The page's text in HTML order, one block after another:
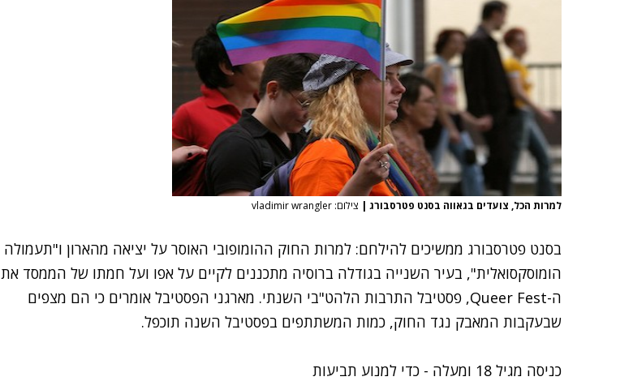
למרות הכל, צועדים בגאווה בסנט פטרסבורג | צילום: vladimir wrangler
בסנט פטרסבורג ממשיכים להילחם: למרות החוק ההומופובי האוסר על יציאה מהארון ו"תעמולה
הומוסקסואלית", בעיר השנייה בגודלה ברוסיה מתכננים לקיים על אפו ועל חמתו של הממסד את
ה-Queer Fest, פסטיבל התרבות הלהט"בי השנתי. מארגני הפסטיבל אומרים כי הם מצפים
שבעקבות המאבק נגד החוק, כמות המשתתפים בפסטיבל השנה תוכפל.
כניסה מגיל 18 ומעלה - כדי למנוע תביעות